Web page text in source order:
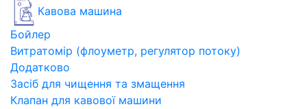
Кавова машина
Бойлер
Витратомір (флоуметр, регулятор потоку)
Додатково
Засіб для чищення та змащення
Клапан для кавової машини